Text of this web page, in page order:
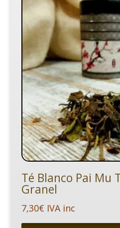
Té Blanco Pai Mu
Granel
7,30€ IVA inc